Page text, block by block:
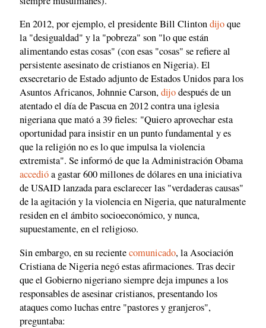
En 2012, por ejemplo, el presidente Bill Clintondijoque
la "desigualdad" y la "pobreza" son "lo que están
alimentando estas cosas" (con esas "cosas" se refiere al
persistente asesinato de cristianos en Nigeria). El
exsecretario de Estado adjunto de Estados Unidos para los
Asuntos Africanos, Johnnie Carson,dijodespués de un
atentado el día de Pascua en 2012 contra una iglesia
nigeriana que mató a 39 fieles: "Quiero aprovechar esta
oportunidad para insistir en un punto fundamental y es
que la religión no es lo que impulsa la violencia
extremista". Se informó de que la Administración Obama
accedióa gastar 600 millones de dólares en una iniciativa
de USAID lanzada para esclarecer las "verdaderas causas"
de la agitación y la violencia en Nigeria, que naturalmente
residen en el ámbito socioeconómico, y nunca,
supuestamente, en el religioso.
Sin embargo, en su recientecomunicado, la Asociación
Cristiana de Nigeria negó estas afirmaciones. Tras decir
que el Gobierno nigeriano siempre deja impunes a los
responsables de asesinar cristianos, presentando los
ataques como luchas entre "pastores y granjeros",
preguntaba: